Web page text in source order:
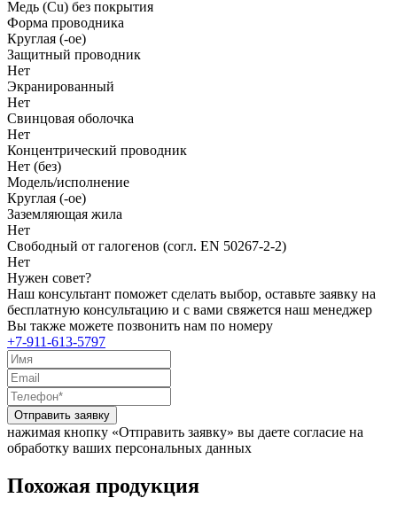
Медь (Cu) без покрытия
Форма проводника
Круглая (-ое)
Защитный проводник
Нет
Экранированный
Нет
Свинцовая оболочка
Нет
Концентрический проводник
Нет (без)
Модель/исполнение
Круглая (-ое)
Заземляющая жила
Нет
Свободный от галогенов (согл. EN 50267-2-2)
Нет
Нужен совет?
Наш консультант поможет сделать выбор, оставьте заявку на
бесплатную консультацию и с вами свяжется наш менеджер
Вы также можете позвонить нам по номеру
+7-911-613-5797
Отправить заявку
нажимая кнопку «Отправить заявку» вы даете согласие на
обработку ваших персональных данных
Похожая продукция